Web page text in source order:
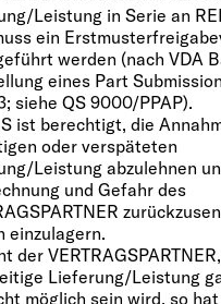
Leistung in Serie an
ein
werden (nach VDA
eines Part
siehe QS 9000/PPAP).
ist berechtigt, die
oder verspäteten
Leistung abzulehnen
und Gefahr des
einzulagern.
der
Lieferung/Leistung
möglich sein wird, so